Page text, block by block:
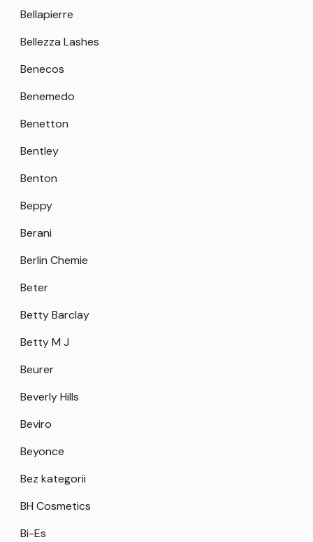
Bellapierre
Bellezza Lashes
Benecos
Benemedo
Benetton
Bentley
Benton
Beppy
Berani
Berlin Chemie
Beter
Betty Barclay
Betty M J
Beurer
Beverly Hills
Beviro
Beyonce
Bez kategorii
BH Cosmetics
Bi-Es